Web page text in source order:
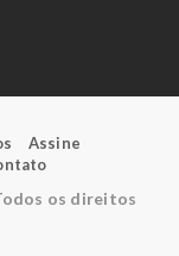
Assine
os direitos